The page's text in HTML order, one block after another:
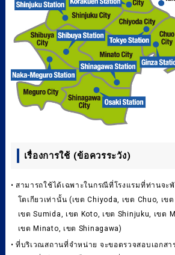
เรื่องการใช้ (ข้อควรระวัง)
• สามารถใช้ได้เฉพาะในกรณีที่โรงแรมที่ท่านจะ
โตเกียวเท่านั้น (เขต Chiyoda, เขต Chuo, เข
เขต Sumida, เขต Koto, เขต Shinjuku, เขต
เขต Minato, เขต Shinagawa)
• ที่บริเวณสถานที่จำหน่าย จะขอตรวจสอบเอกสา